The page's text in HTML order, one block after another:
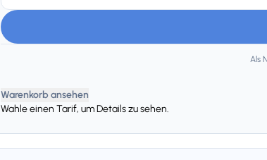
Als
Warenkorb ansehen
Wahle einen Tarif, um Details zu sehen.